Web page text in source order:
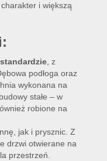
i większą
, z
podłoga oraz
wykonana na
stałe – w
robione na
jak i prysznic. Z
drzwi otwierane na
przestrzeń.